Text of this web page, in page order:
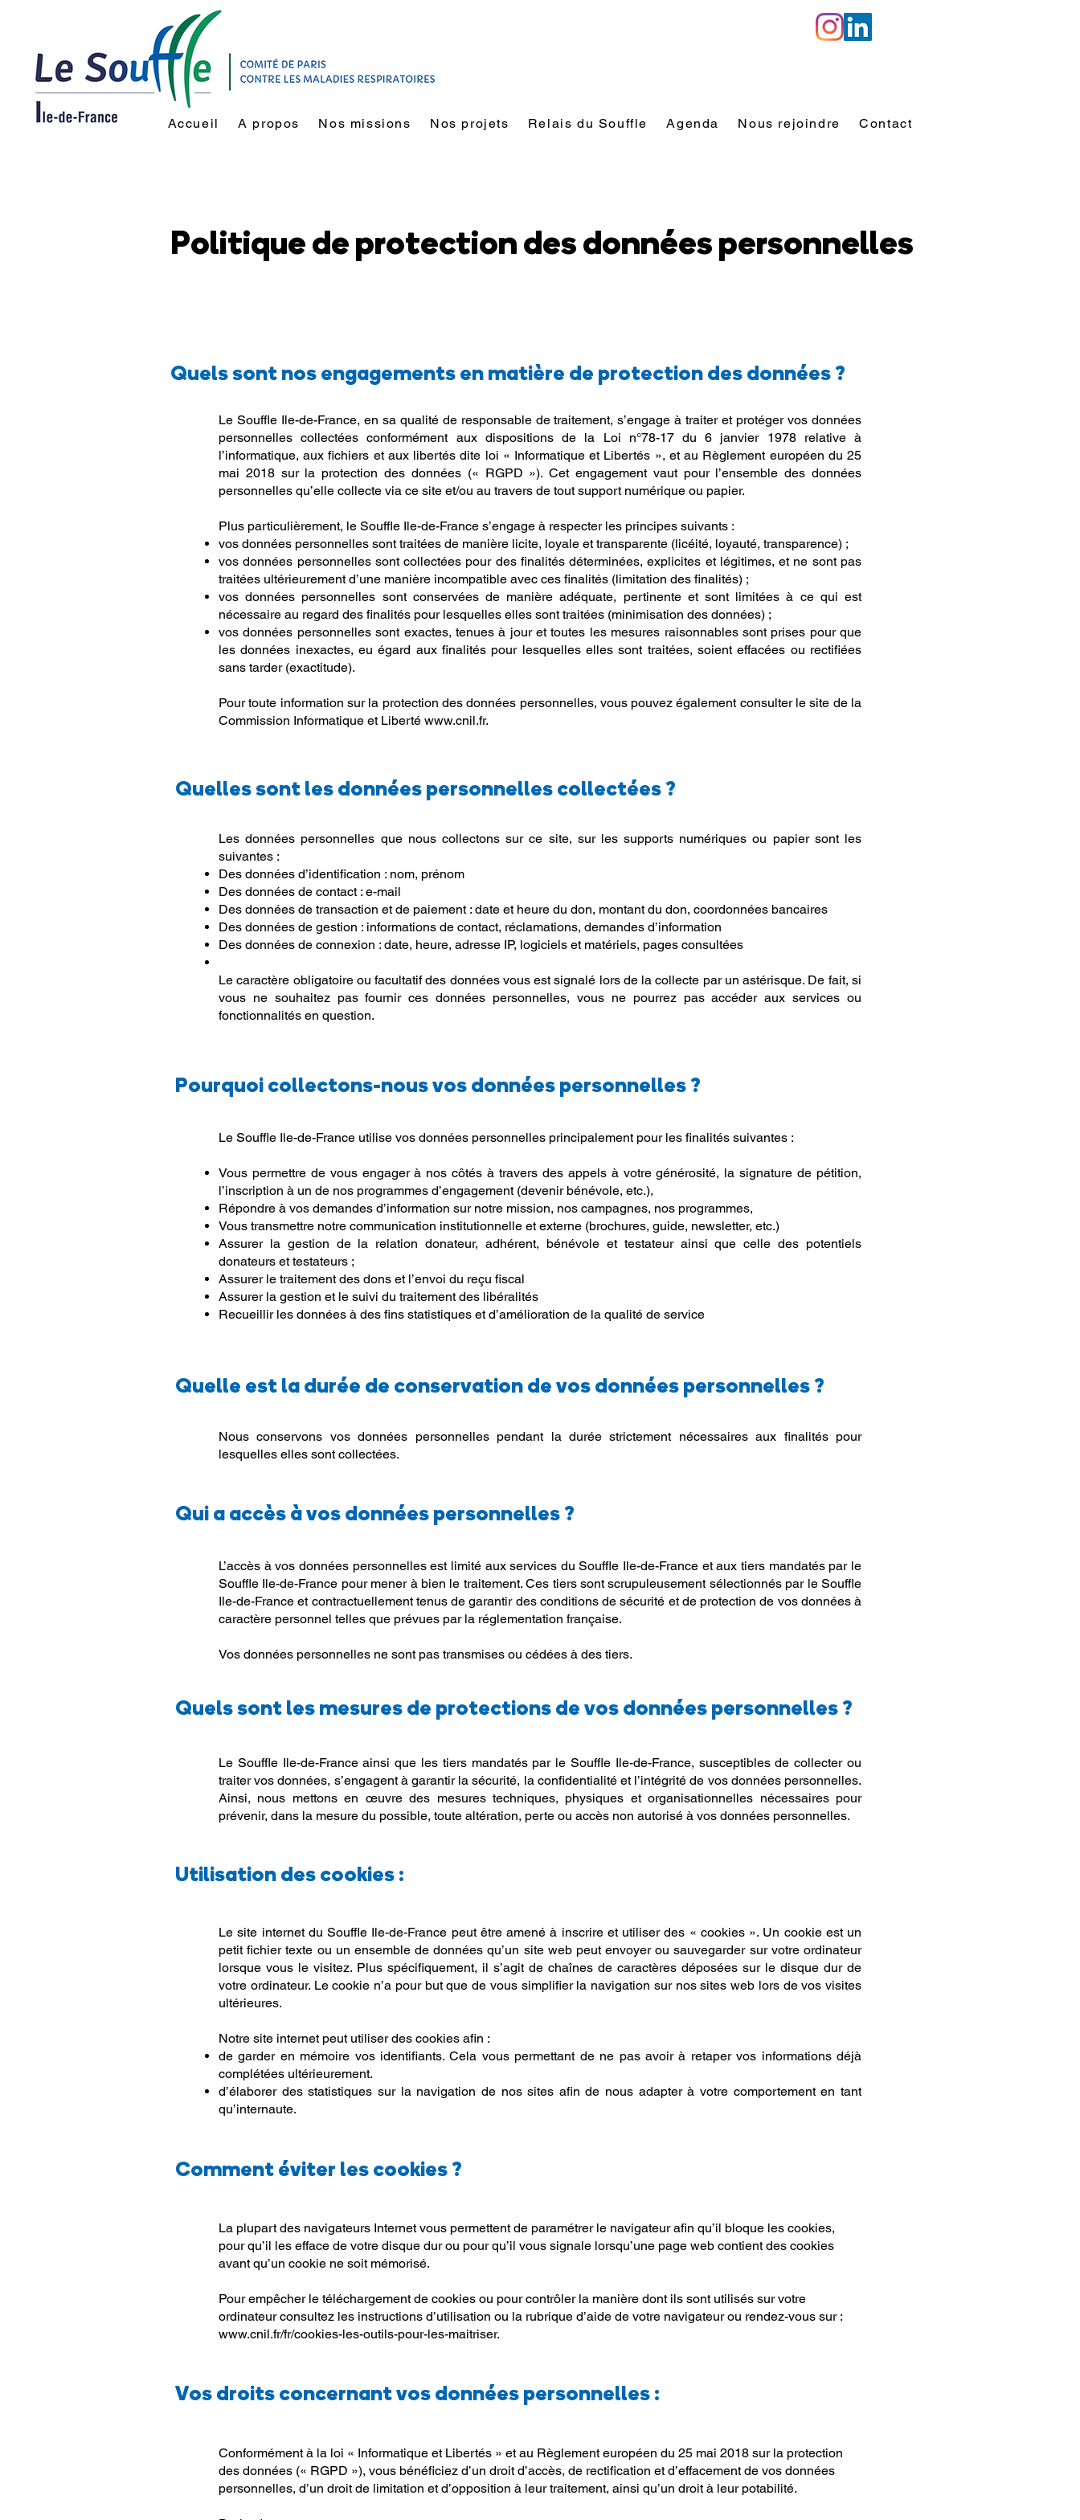
Accueil A propos Nos missions Nos projets Relais du Souffle Agenda Nous rejoindre Contact
Politique de protection des données personnelles
Quels sont nos engagements en matière de protection des données ?
Le Souffle Ile-de-France, en sa qualité de responsable de traitement, s’engage à traiter et protéger vos données
personnelles collectées conformément aux dispositions de la Loi n°78-17 du 6 janvier 1978 relative à
l’informatique, aux fichiers et aux libertés dite loi « Informatique et Libertés », et au Règlement européen du 25
mai 2018 sur la protection des données (« RGPD »). Cet engagement vaut pour l’ensemble des données
personnelles qu’elle collecte via ce site et/ou au travers de tout support numérique ou papier.
Plus particulièrement, le Souffle Ile-de-France s’engage à respecter les principes suivants :
vos données personnelles sont traitées de manière licite, loyale et transparente (licéité, loyauté, transparence) ;
vos données personnelles sont collectées pour des finalités déterminées, explicites et légitimes, et ne sont pas
traitées ultérieurement d’une manière incompatible avec ces finalités (limitation des finalités) ;
vos données personnelles sont conservées de manière adéquate, pertinente et sont limitées à ce qui est
nécessaire au regard des finalités pour lesquelles elles sont traitées (minimisation des données) ;
vos données personnelles sont exactes, tenues à jour et toutes les mesures raisonnables sont prises pour que
les données inexactes, eu égard aux finalités pour lesquelles elles sont traitées, soient effacées ou rectifiées
sans tarder (exactitude).
Pour toute information sur la protection des données personnelles, vous pouvez également consulter le site de la
Commission Informatique et Liberté www.cnil.fr.
Quelles sont les données personnelles collectées ?
Les données personnelles que nous collectons sur ce site, sur les supports numériques ou papier sont les
suivantes :
Des données d’identification : nom, prénom
Des données de contact : e-mail
Des données de transaction et de paiement : date et heure du don, montant du don, coordonnées bancaires
Des données de gestion : informations de contact, réclamations, demandes d’information
Des données de connexion : date, heure, adresse IP, logiciels et matériels, pages consultées
Le caractère obligatoire ou facultatif des données vous est signalé lors de la collecte par un astérisque. De fait, si
vous ne souhaitez pas fournir ces données personnelles, vous ne pourrez pas accéder aux services ou
fonctionnalités en question.
Pourquoi collectons-nous vos données personnelles ?
Le Souffle Ile-de-France utilise vos données personnelles principalement pour les finalités suivantes :
Vous permettre de vous engager à nos côtés à travers des appels à votre générosité, la signature de pétition,
l’inscription à un de nos programmes d’engagement (devenir bénévole, etc.),
Répondre à vos demandes d’information sur notre mission, nos campagnes, nos programmes,
Vous transmettre notre communication institutionnelle et externe (brochures, guide, newsletter, etc.)
Assurer la gestion de la relation donateur, adhérent, bénévole et testateur ainsi que celle des potentiels
donateurs et testateurs ;
Assurer le traitement des dons et l’envoi du reçu fiscal
Assurer la gestion et le suivi du traitement des libéralités
Recueillir les données à des fins statistiques et d’amélioration de la qualité de service
Quelle est la durée de conservation de vos données personnelles ?
Nous conservons vos données personnelles pendant la durée strictement nécessaires aux finalités pour
lesquelles elles sont collectées.
Qui a accès à vos données personnelles ?
L’accès à vos données personnelles est limité aux services du Souffle Ile-de-France et aux tiers mandatés par le
Souffle Ile-de-France pour mener à bien le traitement. Ces tiers sont scrupuleusement sélectionnés par le Souffle
Ile-de-France et contractuellement tenus de garantir des conditions de sécurité et de protection de vos données à
caractère personnel telles que prévues par la réglementation française.
Vos données personnelles ne sont pas transmises ou cédées à des tiers.
Quels sont les mesures de protections de vos données personnelles ?
Le Souffle Ile-de-France ainsi que les tiers mandatés par le Souffle Ile-de-France, susceptibles de collecter ou
traiter vos données, s’engagent à garantir la sécurité, la confidentialité et l’intégrité de vos données personnelles.
Ainsi, nous mettons en œuvre des mesures techniques, physiques et organisationnelles nécessaires pour
prévenir, dans la mesure du possible, toute altération, perte ou accès non autorisé à vos données personnelles.
Utilisation des cookies :
Le site internet du Souffle Ile-de-France peut être amené à inscrire et utiliser des « cookies ». Un cookie est un
petit fichier texte ou un ensemble de données qu’un site web peut envoyer ou sauvegarder sur votre ordinateur
lorsque vous le visitez. Plus spécifiquement, il s’agit de chaînes de caractères déposées sur le disque dur de
votre ordinateur. Le cookie n’a pour but que de vous simplifier la navigation sur nos sites web lors de vos visites
ultérieures.
Notre site internet peut utiliser des cookies afin :
de garder en mémoire vos identifiants. Cela vous permettant de ne pas avoir à retaper vos informations déjà
complétées ultérieurement.
d’élaborer des statistiques sur la navigation de nos sites afin de nous adapter à votre comportement en tant
qu’internaute.
Comment éviter les cookies ?
La plupart des navigateurs Internet vous permettent de paramétrer le navigateur afin qu’il bloque les cookies,
pour qu’il les efface de votre disque dur ou pour qu’il vous signale lorsqu’une page web contient des cookies
avant qu’un cookie ne soit mémorisé.
Pour empêcher le téléchargement de cookies ou pour contrôler la manière dont ils sont utilisés sur votre
ordinateur consultez les instructions d’utilisation ou la rubrique d’aide de votre navigateur ou rendez-vous sur :
www.cnil.fr/fr/cookies-les-outils-pour-les-maitriser.
Vos droits concernant vos données personnelles :
Conformément à la loi « Informatique et Libertés » et au Règlement européen du 25 mai 2018 sur la protection
des données (« RGPD »), vous bénéficiez d’un droit d’accès, de rectification et d’effacement de vos données
personnelles, d’un droit de limitation et d’opposition à leur traitement, ainsi qu’un droit à leur potabilité.